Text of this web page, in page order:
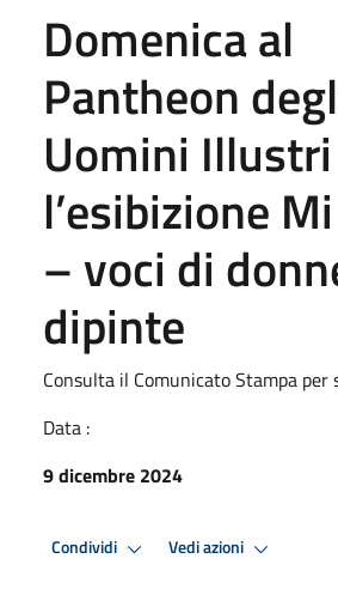
Domenica al
Pantheon
Uomini Illustri
l’esibizione
– voci di
dipinte
Consulta il Comunicato Stampa per
Data :
9 dicembre 2024
Condividi Vedi azioni